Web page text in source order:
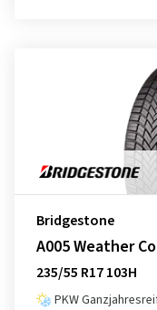
Bridgestone
A005 Weather
235/55 R17 103H
PKW